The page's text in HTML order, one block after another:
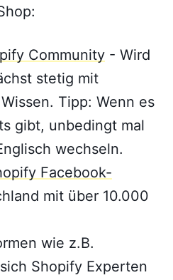
Community- Wird
stetig mit
Tipp: Wenn es
gibt, unbedingt mal
wechseln.
Facebook-
mit über 10.000
wie z.B.
Shopify Experten